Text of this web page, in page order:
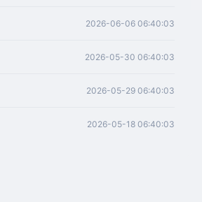
2026-06-06 06:40:03
2026-05-30 06:40:03
2026-05-29 06:40:03
2026-05-18 06:40:03